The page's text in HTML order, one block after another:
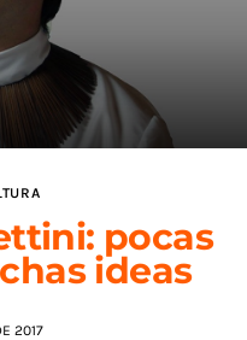
pocas
ideas
2017